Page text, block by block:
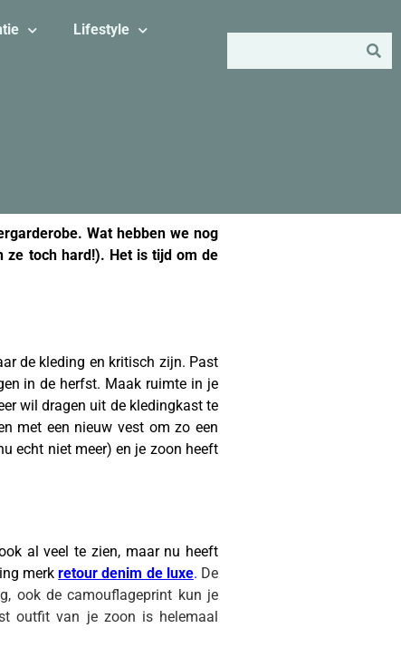
Lifestyle
Wat hebben we nog
ze toch hard!). Het is tijd om de
de kleding en kritisch zijn. Past
in de herfst. Maak ruimte in je
wil dragen uit de kledingkast te
met een nieuw vest om zo een
echt niet meer) en je zoon heeft
al veel te zien, maar nu heeft
merkretour denim de luxe. De
ook de camouflageprint kun je
outfit van je zoon is helemaal